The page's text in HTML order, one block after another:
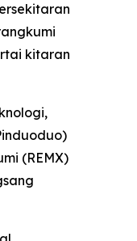
kitaran
(REMX)